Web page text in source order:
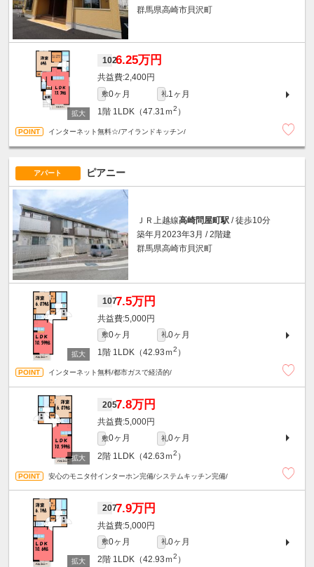
群馬県高崎市貝沢町
1026.25万円
2,400円
敷0ヶ月 礼1ヶ月
1階 1LDK（47.31ｍ2 ）
インターネット無料☆/アイランドキッチン/
アパート ピアニー
ＪＲ上越線高崎問屋町駅 / 徒歩10分
築年月2023年3月 / 2階建
群馬県高崎市貝沢町
1077.5万円
5,000円
敷0ヶ月 礼0ヶ月
1階 1LDK（42.93ｍ2 ）
インターネット無料/都市ガスで経済的/
2057.8万円
5,000円
敷0ヶ月 礼0ヶ月
2階 1LDK（42.63ｍ2 ）
安心のモニタ付インターホン完備/システムキッチン完備/
2077.9万円
5,000円
敷0ヶ月 礼0ヶ月
2階 1LDK（42.93ｍ2 ）